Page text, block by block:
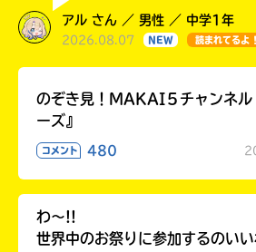
アル さん ／ 男性 ／ 中学1年
2026.08.07 NEW 読まれてるよ
のぞき見！MAKAI５チャンネル
ーズ』
コメント 480
わ〜!!
世界中のお祭りに参加するの